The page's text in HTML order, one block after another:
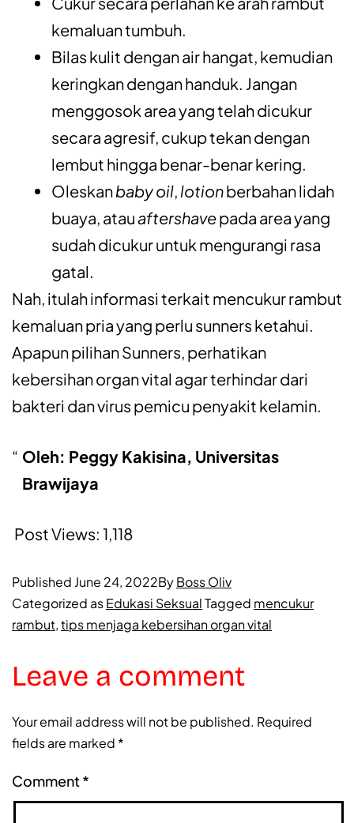
kemaluan tumbuh.
Bilas kulit dengan air hangat, kemudian
keringkan dengan handuk. Jangan
menggosok area yang telah dicukur
secara agresif, cukup tekan dengan
lembut hingga benar-benar kering.
Oleskanbaby oil, lotionberbahan lidah
buaya, atauaftershavepada area yang
sudah dicukur untuk mengurangi rasa
gatal.
Nah, itulah informasi terkait mencukur rambut
kemaluan pria yang perlu sunners ketahui.
Apapun pilihan Sunners, perhatikan
kebersihan organ vital agar terhindar dari
bakteri dan virus pemicu penyakit kelamin.
Oleh: Peggy Kakisina, Universitas
Brawijaya
Post Views: 1,118
Published June 24, 2022ByBoss Oliv
Categorized asEdukasi SeksualTagged mencukur
rambut,tips menjaga kebersihan organ vital
Leave a comment
Your email address will not be published. Required
fields are marked *
Comment*